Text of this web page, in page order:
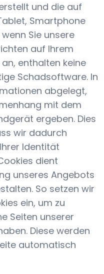
und die auf
Smartphone
Sie unsere
auf Ihrem
enthalten keine
Schadsoftware. In
abgelegt,
mit dem
ergeben. Dies
wir dadurch
Identität
dient
unseres Angebots
So setzen wir
ein, um zu
Seiten unserer
Diese werden
automatisch